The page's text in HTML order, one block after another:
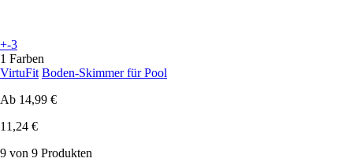
+-3
1 Farben
VirtuFit Boden-Skimmer für Pool
Ab 14,99 €
11,24 €
9 von 9 Produkten